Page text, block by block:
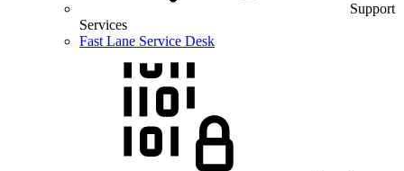
Support
Services
Fast Lane Service Desk